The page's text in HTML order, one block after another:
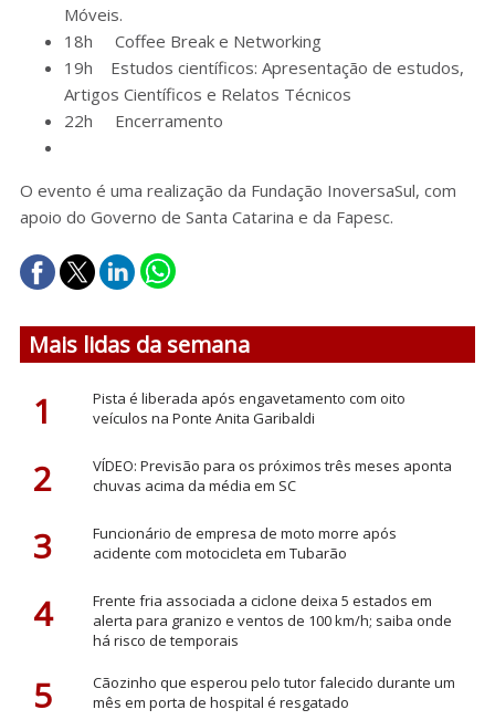
Móveis.
18h Coffee Break e Networking
19h Estudos científicos: Apresentação de estudos,
Artigos Científicos e Relatos Técnicos
22h Encerramento
O evento é uma realização da Fundação InoversaSul, com
apoio do Governo de Santa Catarina e da Fapesc.
Mais lidas da semana
1
Pista é liberada após engavetamento com oito
veículos na Ponte Anita Garibaldi
2
VÍDEO: Previsão para os próximos três meses aponta
chuvas acima da média em SC
3
Funcionário de empresa de moto morre após
acidente com motocicleta em Tubarão
4
Frente fria associada a ciclone deixa 5 estados em
alerta para granizo e ventos de 100 km/h; saiba onde
há risco de temporais
5
Cãozinho que esperou pelo tutor falecido durante um
mês em porta de hospital é resgatado